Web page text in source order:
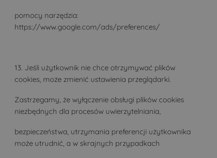
pomocy narzędzia:
https://www.google.com/ads/preferences/
13. Jeśli użytkownik nie chce otrzymywać plików
cookies, może zmienić ustawienia przeglądarki.
Zastrzegamy, że wyłączenie obsługi plików cookies
niezbędnych dla procesów uwierzytelniania,
bezpieczeństwa, utrzymania preferencji użytkownika
może utrudnić, a w skrajnych przypadkach